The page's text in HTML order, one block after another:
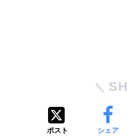
ポスト シェア